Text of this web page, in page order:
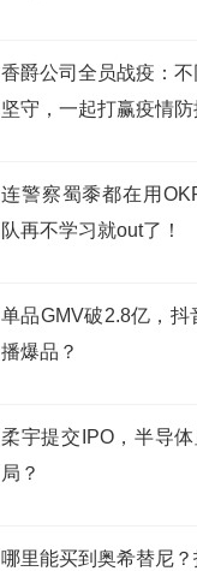
香爵公司全员战疫：
坚守，一起打赢疫情防
连警察蜀黍都在用
队再不学习就out了！
单品GMV破2.8亿，抖
播爆品？
柔宇提交IPO，半导体
局？
哪里能买到奥希替尼